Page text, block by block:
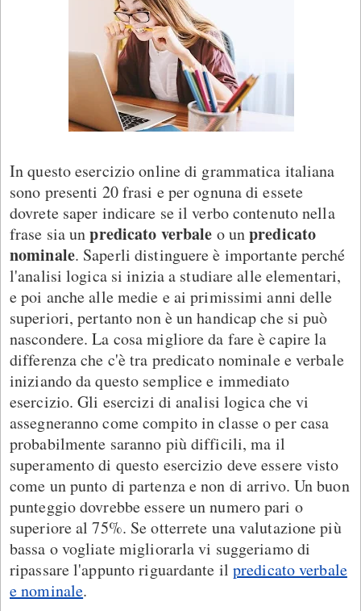
In questo esercizio online di grammatica italiana
sono presenti 20 frasi e per ognuna di essete
dovrete saper indicare se il verbo contenuto nella
frase sia unpredicato verbale o unpredicato
nominale. Saperli distinguere è importante perché
l'analisi logica si inizia a studiare alle elementari,
e poi anche alle medie e ai primissimi anni delle
superiori, pertanto non è un handicap che si può
nascondere. La cosa migliore da fare è capire la
differenza che c'è tra predicato nominale e verbale
iniziando da questo semplice e immediato
esercizio. Gli esercizi di analisi logica che vi
assegneranno come compito in classe o per casa
probabilmente saranno più difficili, ma il
superamento di questo esercizio deve essere visto
come un punto di partenza e non di arrivo. Un buon
punteggio dovrebbe essere un numero pari o
superiore al 75%. Se otterrete una valutazione più
bassa o vogliate migliorarla vi suggeriamo di
ripassare l'appunto riguardante il predicato verbale
e nominale.